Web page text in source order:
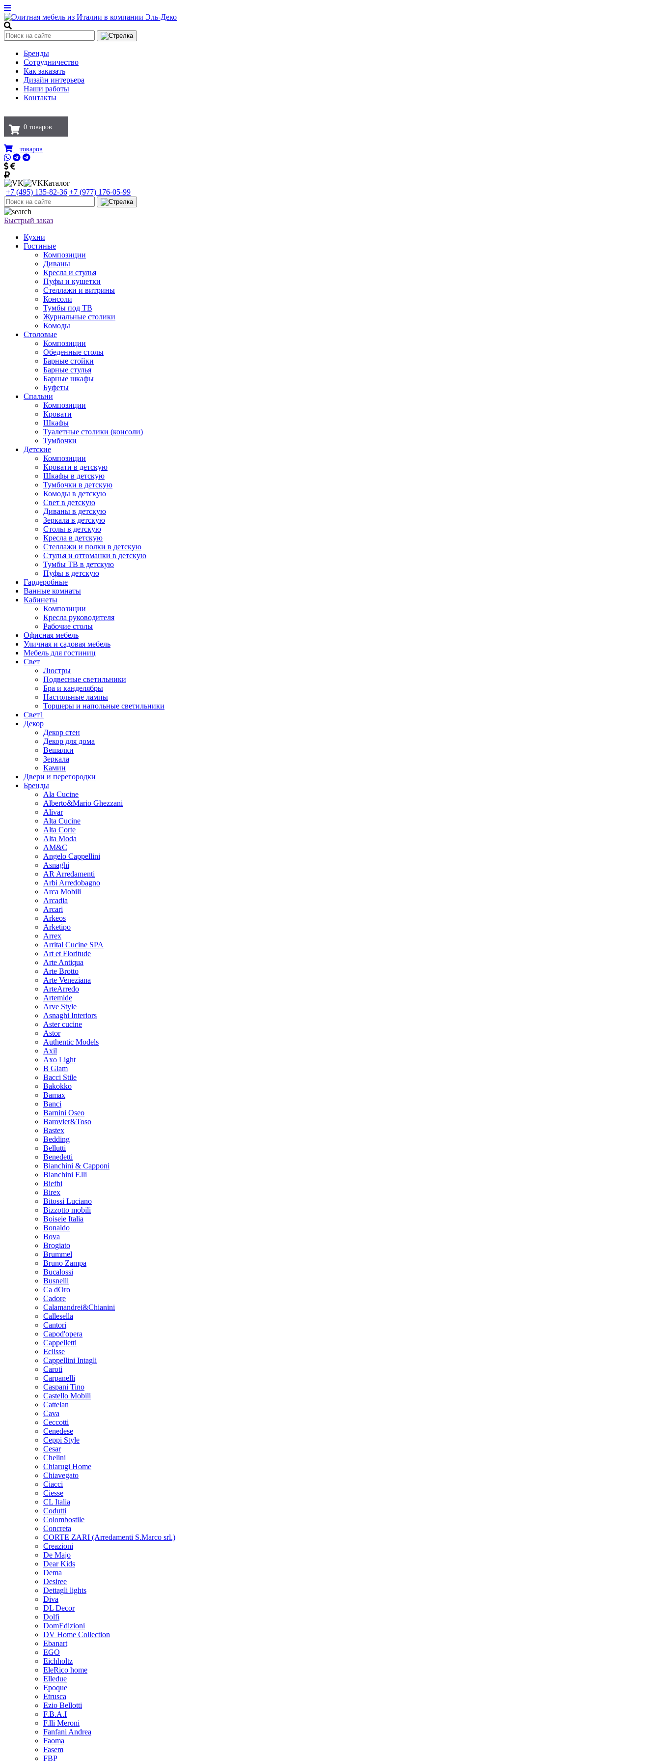
Бренды
Сотрудничество
Как заказать
Дизайн интерьера
Наши работы
Контакты
0 товаров
товаров
Каталог
+7 (495) 135-82-36 +7 (977) 176-05-99
Быстрый заказ
Кухни
Гостиные
Композиции
Диваны
Кресла и стулья
Пуфы и кушетки
Стеллажи и витрины
Консоли
Тумбы под ТВ
Журнальные столики
Комоды
Столовые
Композиции
Обеденные столы
Барные стойки
Барные стулья
Барные шкафы
Буфеты
Спальни
Композиции
Кровати
Шкафы
Туалетные столики (консоли)
Тумбочки
Детские
Композиции
Кровати в детскую
Шкафы в детскую
Тумбочки в детскую
Комоды в детскую
Свет в детскую
Диваны в детскую
Зеркала в детскую
Столы в детскую
Кресла в детскую
Стеллажи и полки в детскую
Стулья и оттоманки в детскую
Тумбы ТВ в детскую
Пуфы в детскую
Гардеробные
Ванные комнаты
Кабинеты
Композиции
Кресла руководителя
Рабочие столы
Офисная мебель
Уличная и садовая мебель
Мебель для гостиниц
Свет
Люстры
Подвесные светильники
Бра и канделябры
Настольные лампы
Торшеры и напольные светильники
Свет1
Декор
Декор стен
Декор для дома
Вешалки
Зеркала
Камин
Двери и перегородки
Бренды
Ala Cucine
Alberto&Mario Ghezzani
Alivar
Alta Cucine
Alta Corte
Alta Moda
AM&C
Angelo Cappellini
Asnaghi
AR Arredamenti
Arbi Arredobagno
Arca Mobili
Arcadia
Arcari
Arkeos
Arketipo
Arrex
Arrital Cucine SPA
Art et Floritude
Arte Antiqua
Arte Brotto
Arte Veneziana
ArteArredo
Artemide
Arve Style
Asnaghi Interiors
Aster cucine
Astor
Authentic Models
Axil
Axo Light
B Glam
Bacci Stile
Bakokko
Bamax
Banci
Barnini Oseo
Barovier&Toso
Bastex
Bedding
Bellutti
Benedetti
Bianchini & Capponi
Bianchini F.lli
Biefbi
Birex
Bitossi Luciano
Bizzotto mobili
Boiseie Italia
Bonaldo
Bova
Brogiato
Brummel
Bruno Zampa
Bucalossi
Busnelli
Ca dOro
Cadore
Calamandrei&Chianini
Callesella
Cantori
Capod'opera
Cappelletti
Eclisse
Cappellini Intagli
Caroti
Carpanelli
Caspani Tino
Castello Mobili
Cattelan
Cava
Ceccotti
Cenedese
Ceppi Style
Cesar
Chelini
Chiarugi Home
Chiavegato
Ciacci
Ciesse
CL Italia
Codutti
Colombostile
Concreta
CORTE ZARI (Arredamenti S.Marco srl.)
Creazioni
De Majo
Dear Kids
Dema
Desiree
Dettagli lights
Diva
DL Decor
Dolfi
DomEdizioni
DV Home Collection
Ebanart
EGO
Eichholtz
EleRico home
Elledue
Epoque
Etrusca
Ezio Bellotti
F.B.A.I
F.lli Meroni
Fanfani Andrea
Faoma
Fasem
FBP